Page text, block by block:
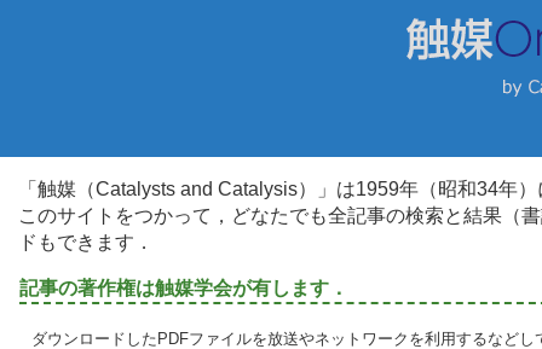
「触媒（Catalysts and Catalysis）」は1959年（昭和34年
このサイトをつかって，どなたでも全記事の検索と結果（
ドもできます．
記事の著作権は触媒学会が有します．
ダウンロードしたPDFファイルを放送やネットワークを利用するなど